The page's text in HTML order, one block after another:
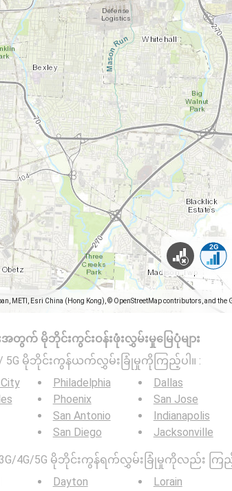
METI, Esri China (Hong Kong), © OpenStreetMap contributors, and the
းအတွက် မိုဘိုင်းကွင်းဝန်းဖုံးလွှမ်းမှုမြေပုံများ
/ 5G မိုဘိုင်းကွန်ယက်လွှမ်းခြုံမှုကိုကြည့်ပါ။ :
Philadelphia
Phoenix
San Antonio
San Diego
Dallas
San Jose
Indianapolis
Jacksonville
4G/5G မိုဘိုင်းကွန်ရက်လွှမ်းခြုံမှုကိုလည်း ကြ
Dayton
Lorain